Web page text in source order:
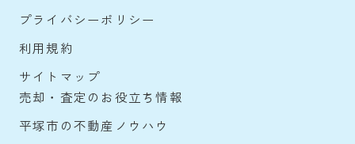
プライバシーポリシー
利用規約
サイトマップ
売却・査定のお役立ち情報
平塚市の不動産ノウハウ